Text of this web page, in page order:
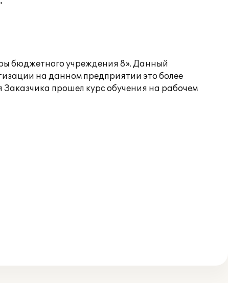
бюджетного учреждения 8». Данный
на данном предприятии это более
прошел курс обучения на рабочем